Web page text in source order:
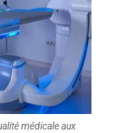
médicale aux